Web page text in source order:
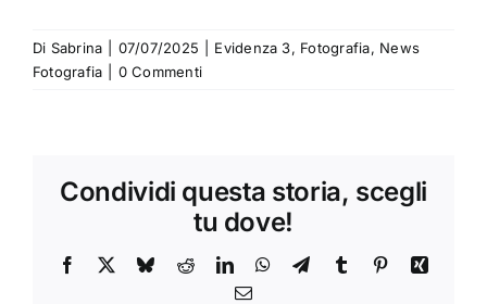
Di Sabrina 07/07/2025 Evidenza 3, Fotografia, News
Fotografia
0 Commenti
Condividi questa storia, scegli
tu dove!
Facebook BlueskyRedditLinkedInWhatsApp
TelegramTumblr PinterestXing
Email